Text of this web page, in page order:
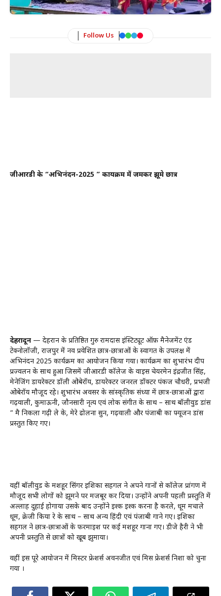
Follow Us
जीआरडी के “अभिनंदन-2025 ” कार्यक्रम में जमकर झूमे छात्र
देहरादून — देहरादून के प्रतिष्ठित गुरु रामदास इंस्टिट्यूट ऑफ़ मैनेजमेंट एंड
टेक्नोलॉजी, राजपुर में नव प्रवेशित छात्र-छात्राओं के स्वागत के उपलक्ष में
अभिनंदन 2025 कार्यक्रम का आयोजन किया गया। कार्यक्रम का शुभारंभ दीप
प्रज्वलन के साथ हुआ जिसमें जीआरडी कॉलेज के वाइस चेयरमेन इंद्रजीत सिंह,
मेनेजिंग डायरेक्टर डॉली ओबेरॉय, डायरेक्टर जनरल डॉक्टर पंकज चौधरी, प्रभजी
ओबेरॉय मौजूद रहे। शुभारंभ अवसर के सांस्कृतिक संध्या में छात्र-छात्राओं द्वारा
गढ़वाली, कुमाऊनी, जौनसारी नृत्य एवं लोक संगीत के साथ – साथ बॉलीवुड डांस
” मै निकला गढ़ी ले के, मेरे ढोलना सुन, गढ़वाली और पंजाबी का फ्यूजन डांस
प्रस्तुत किए गए।
वहीं बॉलीवुड के मशहूर सिंगर इशिका सहगल ने अपने गानों से कॉलेज प्रांगण में
मौजूद सभी लोगों को झूमने पर मजबूर कर दिया। उन्होंने अपनी पहली प्रस्तुति में
अल्लाह दुहाई होगाया उसके बाद उन्होंने इश्क इश्क करना है करले, धूम मचाले
धूम, क्रेजी किया रे के साथ – साथ अन्य हिंदी एवं पंजाबी गाने गए। इशिका
सहगल ने छात्र-छात्राओं के फरमाइश पर कई मशहूर गाना गए। डीजे हैरी ने भी
अपनी प्रस्तुति से छात्रों को खूब झुमाया।
वहीं इस पूरे आयोजन में मिस्टर फ्रेशर्स अवनजीत एवं मिस फ्रेशर्स निशा को चुना
गया ।